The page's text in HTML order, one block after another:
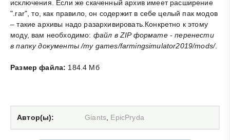
исключения. Если же скаченный архив имеет расширение
".rar", то, как правило, он содержит в себе целый пак модов
– такие архивы надо разархивировать.Конкретно к этому
моду, вам необходимо: файл в ZIP формате - перенести
в папку документы /my games/farmingsimulator2019/mods/.
Размер файла: 184.4 Мб
Автор(ы): Giants, EpicPryda